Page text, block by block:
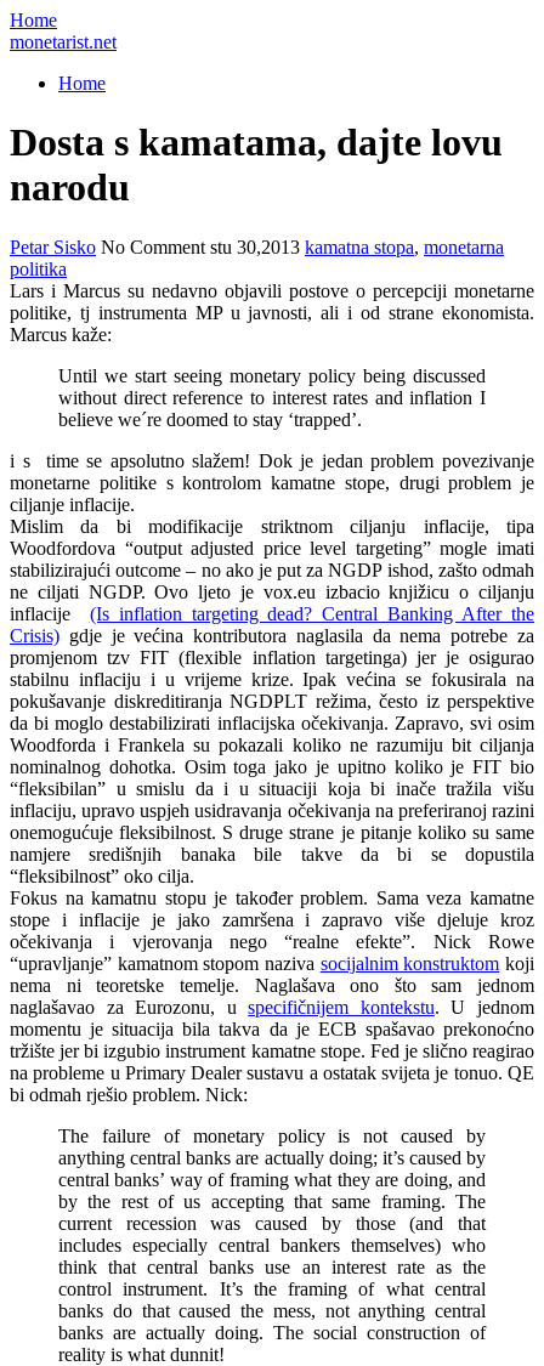
Home
monetarist.net
Home
Dosta s kamatama, dajte lovu
narodu
Petar Sisko No Comment stu 30,2013 kamatna stopa, monetarna
politika
Lars i Marcus su nedavno objavili postove o percepciji monetarne
politike, tj instrumenta MP u javnosti, ali i od strane ekonomista.
Marcus kaže:
Until we start seeing monetary policy being discussed
without direct reference to interest rates and inflation I
believe we´re doomed to stay ‘trapped’.
i s time se apsolutno slažem! Dok je jedan problem povezivanje
monetarne politike s kontrolom kamatne stope, drugi problem je
ciljanje inflacije.
Mislim da bi modifikacije striktnom ciljanju inflacije, tipa
Woodfordova “output adjusted price level targeting” mogle imati
stabilizirajući outcome – no ako je put za NGDP ishod, zašto odmah
ne ciljati NGDP. Ovo ljeto je vox.eu izbacio knjižicu o ciljanju
inflacije (Is inflation targeting dead? Central Banking After the
Crisis) gdje je većina kontributora naglasila da nema potrebe za
promjenom tzv FIT (flexible inflation targetinga) jer je osigurao
stabilnu inflaciju i u vrijeme krize. Ipak većina se fokusirala na
pokušavanje diskreditiranja NGDPLT režima, često iz perspektive
da bi moglo destabilizirati inflacijska očekivanja. Zapravo, svi osim
Woodforda i Frankela su pokazali koliko ne razumiju bit ciljanja
nominalnog dohotka. Osim toga jako je upitno koliko je FIT bio
“fleksibilan” u smislu da i u situaciji koja bi inače tražila višu
inflaciju, upravo uspjeh usidravanja očekivanja na preferiranoj razini
onemogućuje fleksibilnost. S druge strane je pitanje koliko su same
namjere središnjih banaka bile takve da bi se dopustila
“fleksibilnost” oko cilja.
Fokus na kamatnu stopu je također problem. Sama veza kamatne
stope i inflacije je jako zamršena i zapravo više djeluje kroz
očekivanja i vjerovanja nego “realne efekte”. Nick Rowe
“upravljanje” kamatnom stopom naziva socijalnim konstruktom koji
nema ni teoretske temelje. Naglašava ono što sam jednom
naglašavao za Eurozonu, uspecifičnijem kontekstu. U jednom
momentu je situacija bila takva da je ECB spašavao prekonoćno
tržište jer bi izgubio instrument kamatne stope. Fed je slično reagirao
na probleme u Primary Dealer sustavu a ostatak svijeta je tonuo. QE
bi odmah rješio problem. Nick:
The failure of monetary policy is not caused by
anything central banks are actually doing; it’s caused by
central banks’ way of framing what they are doing, and
by the rest of us accepting that same framing. The
current recession was caused by those (and that
includes especially central bankers themselves) who
think that central banks use an interest rate as the
control instrument. It’s the framing of what central
banks do that caused the mess, not anything central
banks are actually doing. The social construction of
reality is what dunnit!